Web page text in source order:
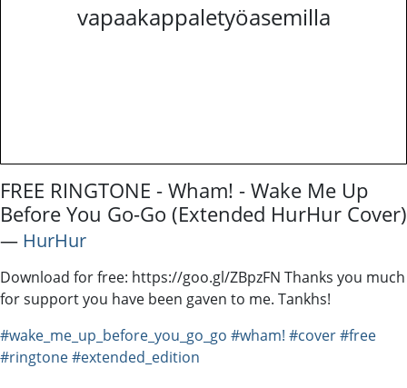
vapaakappaletyöasemilla
FREE RINGTONE - Wham! - Wake Me Up
Before You Go-Go (Extended HurHur Cover)
― HurHur
Download for free: https://goo.gl/ZBpzFN Thanks you much
for support you have been gaven to me. Tankhs!
#wake_me_up_before_you_go_go #wham! #cover#free
#ringtone#extended_edition